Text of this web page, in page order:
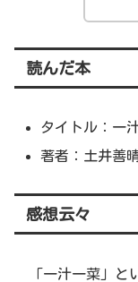
読んだ本
タイトル：一
著者：土井善
感想云々
「一汁一菜」と